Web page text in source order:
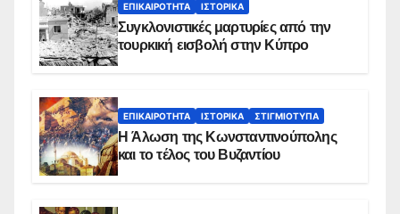
ΕΠΙΚΑΙΡΌΤΗΤΑ ΙΣΤΟΡΙΚΆ
Συγκλονιστικές μαρτυρίες από την
τουρκική εισβολή στην Κύπρο
ΕΠΙΚΑΙΡΌΤΗΤΑ ΙΣΤΟΡΙΚΆ ΣΤΙΓΜΙΌΤΥΠΑ
Η Άλωση της Κωνσταντινούπολης
και το τέλος του Βυζαντίου